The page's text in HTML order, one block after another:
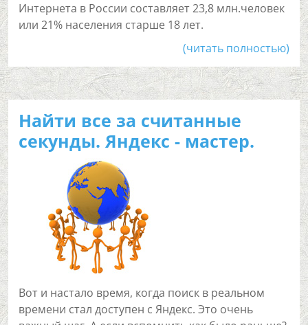
Интернета в России составляет 23,8 млн.человек
или 21% населения старше 18 лет.
(читать полностью)
Найти все за считанные
секунды. Яндекс - мастер.
Вот и настало время, когда поиск в реальном
времени стал доступен с Яндекс. Это очень